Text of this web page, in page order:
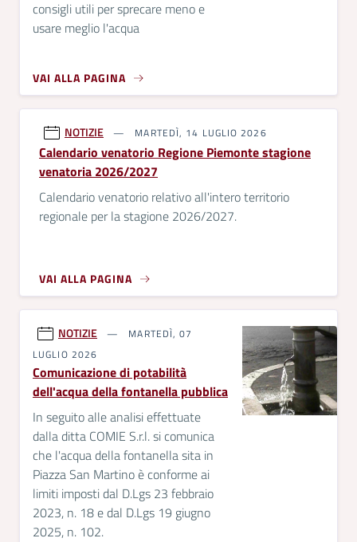
consigli utili per sprecare meno e
usare meglio l'acqua
VAI ALLA PAGINA
NOTIZIE MARTEDÌ, 14 LUGLIO 2026
Calendario venatorio Regione Piemonte stagione
venatoria 2026/2027
Calendario venatorio relativo all'intero territorio
regionale per la stagione 2026/2027.
VAI ALLA PAGINA
NOTIZIE
MARTEDÌ, 07
LUGLIO 2026
Comunicazione di potabilità
dell'acqua della fontanella pubblica
In seguito alle analisi effettuate
dalla ditta COMIE S.r.l. si comunica
che l'acqua della fontanella sita in
Piazza San Martino è conforme ai
limiti imposti dal D.Lgs 23 febbraio
2023, n. 18 e dal D.Lgs 19 giugno
2025, n. 102.